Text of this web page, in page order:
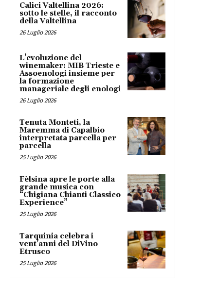
Calici Valtellina 2026:
sotto le stelle, il racconto
della Valtellina
26 Luglio 2026
L’evoluzione del
winemaker: MIB Trieste e
Assoenologi insieme per
la formazione
manageriale degli enologi
26 Luglio 2026
Tenuta Monteti, la
Maremma di Capalbio
interpretata parcella per
parcella
25 Luglio 2026
Fèlsina apre le porte alla
grande musica con
“Chigiana Chianti Classico
Experience”
25 Luglio 2026
Tarquinia celebra i
vent’anni del DiVino
Etrusco
25 Luglio 2026